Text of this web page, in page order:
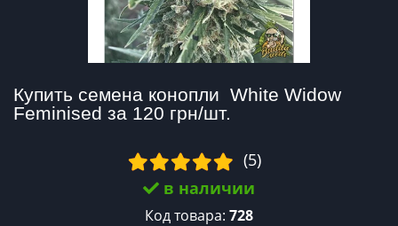
Купить семена конопли  White Widow
Feminised за 120 грн/шт.
(5)
в наличии
Код товара: 728